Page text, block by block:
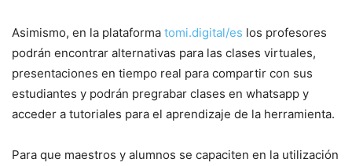
Asimismo, en la plataforma tomi.digital/es los profesores
podrán encontrar alternativas para las clases virtuales,
presentaciones en tiempo real para compartir con sus
estudiantes y podrán pregrabar clases en whatsapp y
acceder a tutoriales para el aprendizaje de la herramienta.
Para que maestros y alumnos se capaciten en la utilización